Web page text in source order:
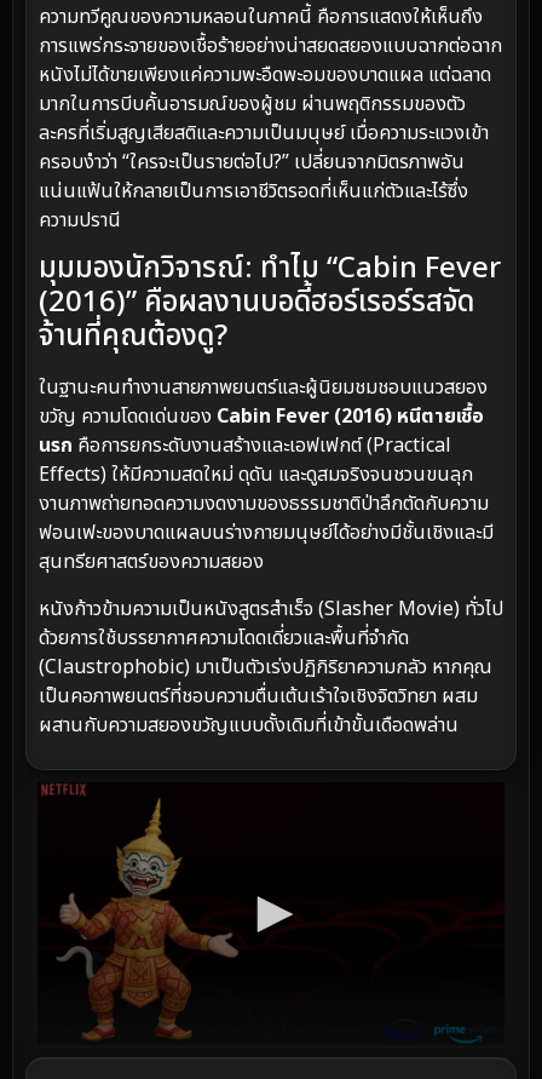
ความทวีคูณของความหลอนในภาคนี้ คือการแสดงให้เห็นถึง
การแพร่กระจายของเชื้อร้ายอย่างน่าสยดสยองแบบฉากต่อฉาก
หนังไม่ได้ขายเพียงแค่ความพะอืดพะอมของบาดแผล แต่ฉลาด
มากในการบีบคั้นอารมณ์ของผู้ชม ผ่านพฤติกรรมของตัว
ละครที่เริ่มสูญเสียสติและความเป็นมนุษย์ เมื่อความระแวงเข้า
ครอบงำว่า “ใครจะเป็นรายต่อไป?” เปลี่ยนจากมิตรภาพอัน
แน่นแฟ้นให้กลายเป็นการเอาชีวิตรอดที่เห็นแก่ตัวและไร้ซึ่ง
ความปรานี
มุมมองนักวิจารณ์: ทำไม “Cabin Fever
(2016)” คือผลงานบอดี้ฮอร์เรอร์รสจัด
จ้านที่คุณต้องดู?
ในฐานะคนทำงานสายภาพยนตร์และผู้นิยมชมชอบแนวสยอง
ขวัญ ความโดดเด่นของ Cabin Fever (2016) หนีตายเชื้อ
นรก คือการยกระดับงานสร้างและเอฟเฟกต์ (Practical
Effects) ให้มีความสดใหม่ ดุดัน และดูสมจริงจนชวนขนลุก
งานภาพถ่ายทอดความงดงามของธรรมชาติป่าลึกตัดกับความ
ฟอนเฟะของบาดแผลบนร่างกายมนุษย์ได้อย่างมีชั้นเชิงและมี
สุนทรียศาสตร์ของความสยอง
หนังก้าวข้ามความเป็นหนังสูตรสำเร็จ (Slasher Movie) ทั่วไป
ด้วยการใช้บรรยากาศความโดดเดี่ยวและพื้นที่จำกัด
(Claustrophobic) มาเป็นตัวเร่งปฏิกิริยาความกลัว หากคุณ
เป็นคอภาพยนตร์ที่ชอบความตื่นเต้นเร้าใจเชิงจิตวิทยา ผสม
ผสานกับความสยองขวัญแบบดั้งเดิมที่เข้าขั้นเดือดพล่าน